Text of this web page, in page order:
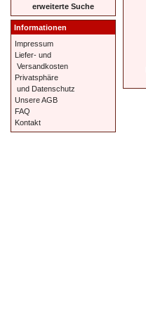
erweiterte Suche
Informationen
Impressum
Liefer- und
Versandkosten
Privatsphäre
und Datenschutz
Unsere AGB
FAQ
Kontakt